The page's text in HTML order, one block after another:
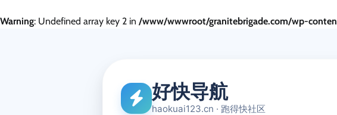
Warning: Undefined array key 2 in /www/wwwroot/granitebrigade.com/wp-